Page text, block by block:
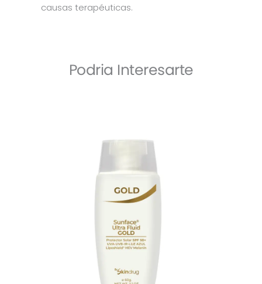
causas terapéuticas.
Podria Interesarte